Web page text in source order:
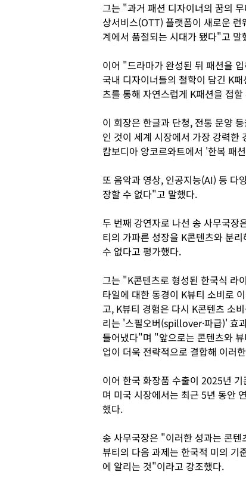
그는 "과거 패션 디자이너의 꿈의
상서비스(OTT) 플랫폼이 새로운
계에서 품절되는 시대가 됐다"고 말
이어 "드라마가 완성된 뒤 패션을
국내 디자이너들의 철학이 담긴 K
츠를 통해 자연스럽게 K패션을 접
이 회장은 한글과 단청, 전통 문양
인 것이 세계 시장에서 가장 강력
캄보디아 앙코르와트에서 '한복 패
또 음악과 영상, 인공지능(AI) 등 다
장할 수 없다"고 말했다.
두 번째 강연자로 나선 송 사무국장
티의 가파른 성장을 K콘텐츠와 분리
수 없다고 평가했다.
그는 "K콘텐츠로 형성된 한국식 라
타일에 대한 동경이 K뷰티 소비로
고, K뷰티 경험은 다시 K콘텐츠 소
리는 '스필오버(spillover·파급)' 효
들어냈다"며 "앞으로는 콘텐츠와
업이 더욱 전략적으로 결합해 이러
이어 한국 화장품 수출이 2025년
며 미국 시장에서는 최근 5년 동안
했다.
송 사무국장은 "이러한 성과는 콘
뷰티의 다음 과제는 한국적 미의 기
에 알리는 것"이라고 강조했다.